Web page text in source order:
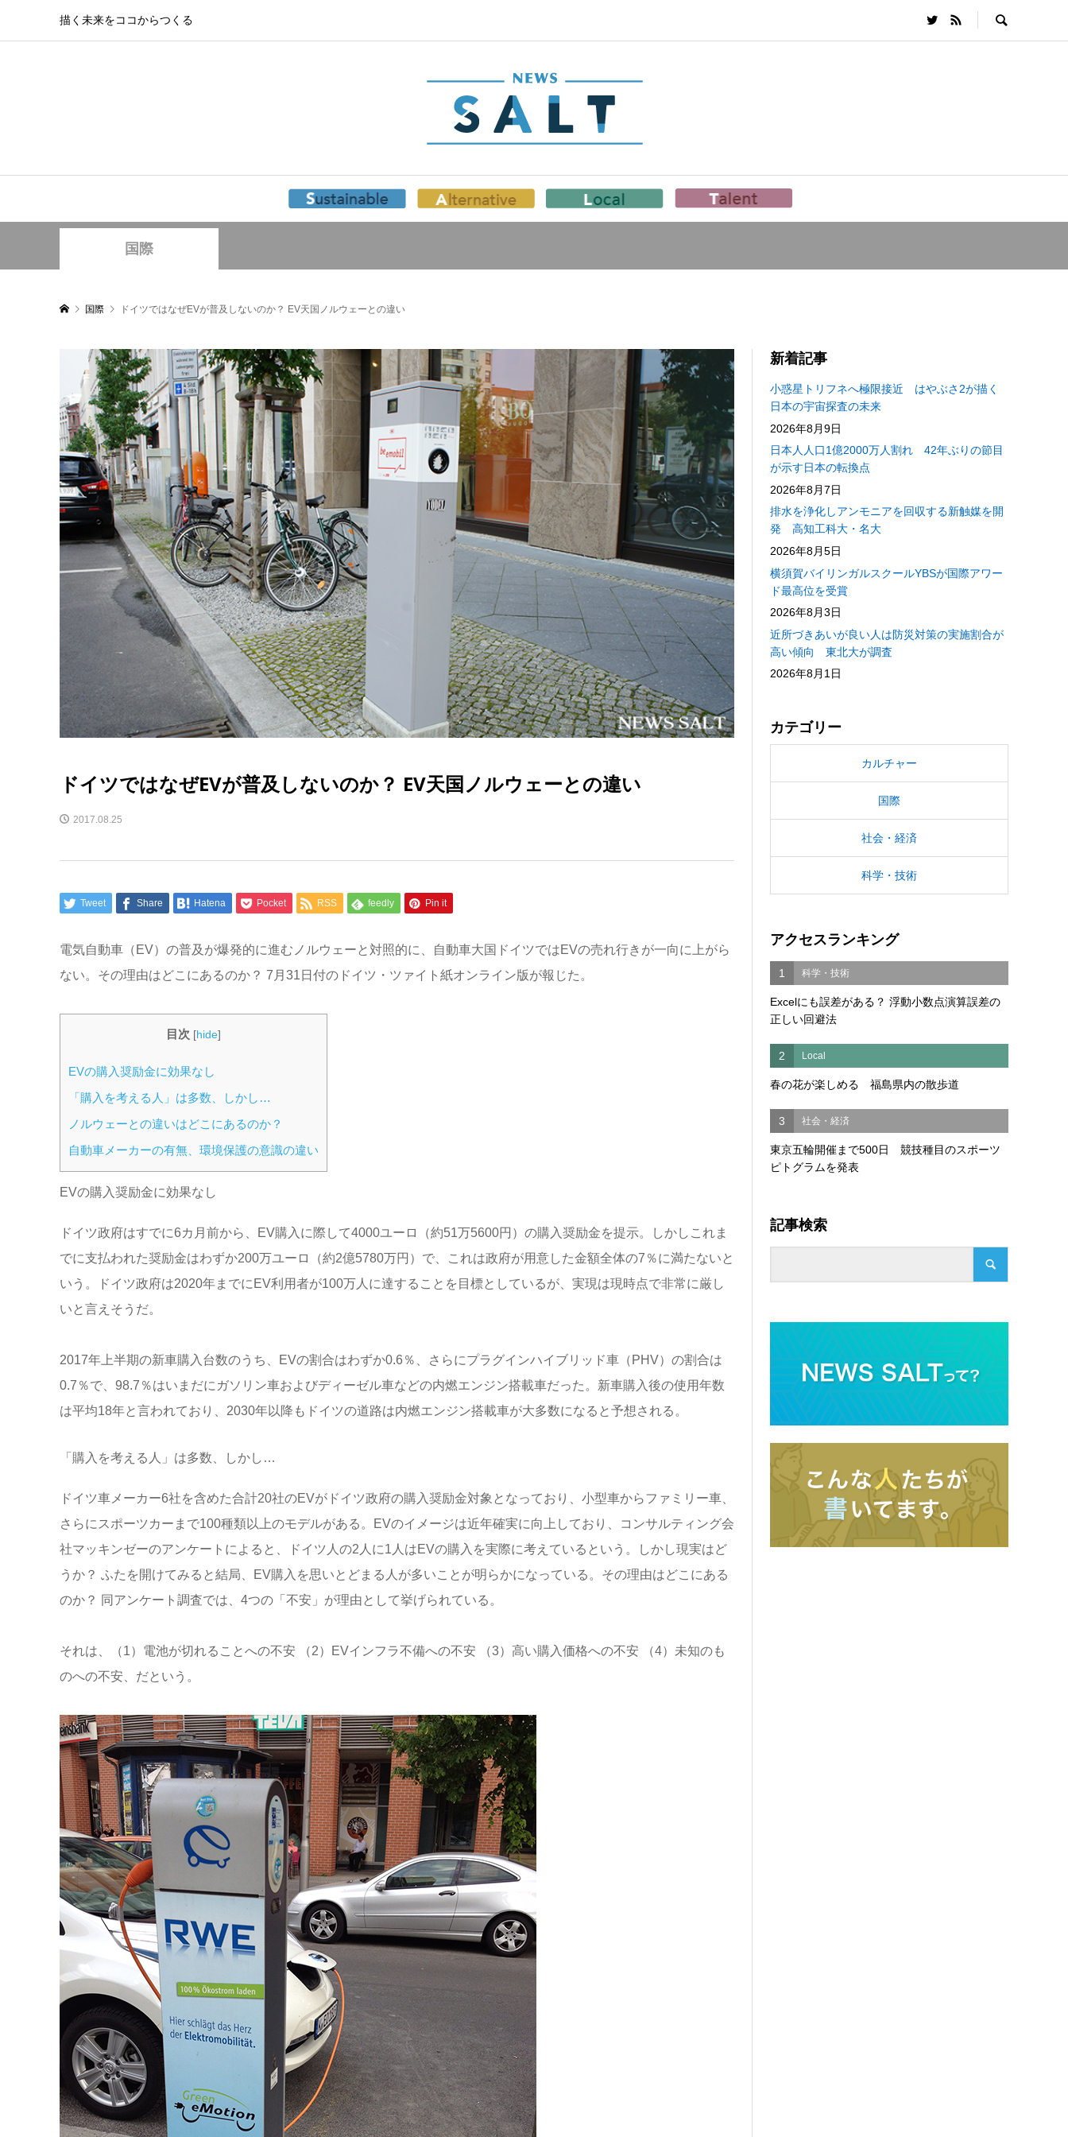
描く未来をココからつくる
国際
国際 ドイツではなぜEVが普及しないのか？ EV天国ノルウェーとの違い
ドイツではなぜEVが普及しないのか？ EV天国ノルウェーとの違い
2017.08.25
Tweet Share Hatena Pocket RSS feedly Pin it
電気自動車（EV）の普及が爆発的に進むノルウェーと対照的に、自動車大国ドイツではEVの売れ行きが一向に上がら
ない。その理由はどこにあるのか？ 7月31日付のドイツ・ツァイト紙オンライン版が報じた。
目次 [hide]
EVの購入奨励金に効果なし
「購入を考える人」は多数、しかし…
ノルウェーとの違いはどこにあるのか？
自動車メーカーの有無、環境保護の意識の違い
EVの購入奨励金に効果なし
ドイツ政府はすでに6カ月前から、EV購入に際して4000ユーロ（約51万5600円）の購入奨励金を提示。しかしこれま
でに支払われた奨励金はわずか200万ユーロ（約2億5780万円）で、これは政府が用意した金額全体の7％に満たないと
いう。ドイツ政府は2020年までにEV利用者が100万人に達することを目標としているが、実現は現時点で非常に厳し
いと言えそうだ。
2017年上半期の新車購入台数のうち、EVの割合はわずか0.6％、さらにプラグインハイブリッド車（PHV）の割合は
0.7％で、98.7％はいまだにガソリン車およびディーゼル車などの内燃エンジン搭載車だった。新車購入後の使用年数
は平均18年と言われており、2030年以降もドイツの道路は内燃エンジン搭載車が大多数になると予想される。
「購入を考える人」は多数、しかし…
ドイツ車メーカー6社を含めた合計20社のEVがドイツ政府の購入奨励金対象となっており、小型車からファミリー車、
さらにスポーツカーまで100種類以上のモデルがある。EVのイメージは近年確実に向上しており、コンサルティング会
社マッキンゼーのアンケートによると、ドイツ人の2人に1人はEVの購入を実際に考えているという。しかし現実はど
うか？ ふたを開けてみると結局、EV購入を思いとどまる人が多いことが明らかになっている。その理由はどこにある
のか？ 同アンケート調査では、4つの「不安」が理由として挙げられている。
それは、（1）電池が切れることへの不安 （2）EVインフラ不備への不安 （3）高い購入価格への不安 （4）未知のも
のへの不安、だという。
新着記事
小惑星トリフネへ極限接近 はやぶさ2が描く
日本の宇宙探査の未来
2026年8月9日
日本人人口1億2000万人割れ 42年ぶりの節目
が示す日本の転換点
2026年8月7日
排水を浄化しアンモニアを回収する新触媒を開
発 高知工科大・名大
2026年8月5日
横須賀バイリンガルスクールYBSが国際アワー
ド最高位を受賞
2026年8月3日
近所づきあいが良い人は防災対策の実施割合が
高い傾向 東北大が調査
2026年8月1日
カテゴリー
カルチャー
国際
社会・経済
科学・技術
アクセスランキング
1 科学・技術
Excelにも誤差がある？ 浮動小数点演算誤差の
正しい回避法
2 Local
春の花が楽しめる 福島県内の散歩道
3 社会・経済
東京五輪開催まで500日 競技種目のスポーツ
ピトグラムを発表
記事検索